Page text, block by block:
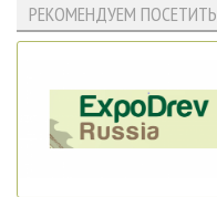
РЕКОМЕНДУЕМ ПОСЕТИТЬ